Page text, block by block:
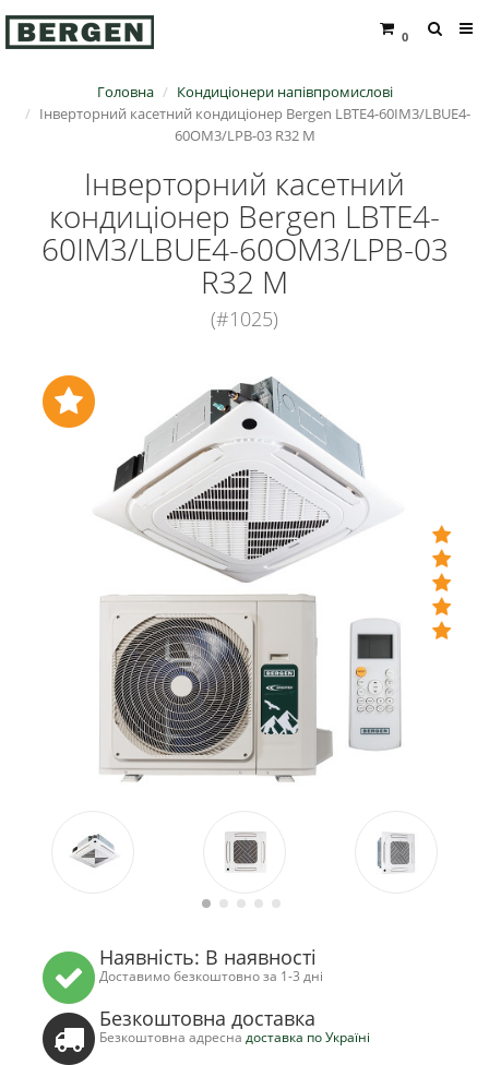
0
Головна
Кондиціонери напівпромислові
Інверторний касетний кондиціонер Bergen LBTE4-60IM3/LBUE4-
60OM3/LPB-03 R32 M
Інверторний касетний
кондиціонер Bergen LBTE4-
60IM3/LBUE4-60OM3/LPB-03
R32 M
(#1025)
Наявність: В наявності
Доставимо безкоштовно за 1-3 дні
Безкоштовна доставка
Безкоштовна адресна доставка по Україні